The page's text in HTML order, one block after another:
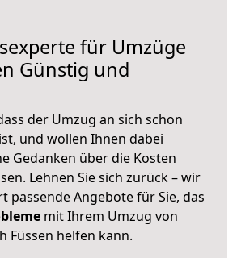
für Umzüge
Günstig und
der Umzug an sich schon
und wollen Ihnen dabei
Gedanken über die Kosten
Lehnen Sie sich zurück – wir
passende Angebote für Sie, das
mit Ihrem Umzug von
Füssen helfen kann.